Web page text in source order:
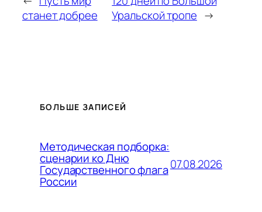
станет добрее
Уральской тропе →
БОЛЬШЕ ЗАПИСЕЙ
Методическая подборка:
сценарии ко Дню
Государственного флага
России
07.08.2026